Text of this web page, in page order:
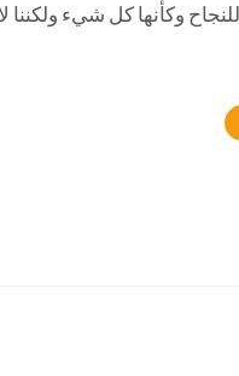
وكأنها كل شيء ولكننا